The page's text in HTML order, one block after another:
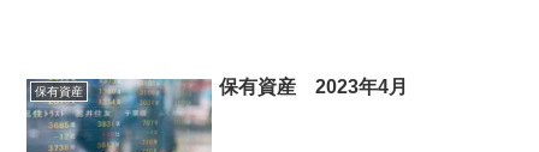
保有資産 保有資産 2023年4月